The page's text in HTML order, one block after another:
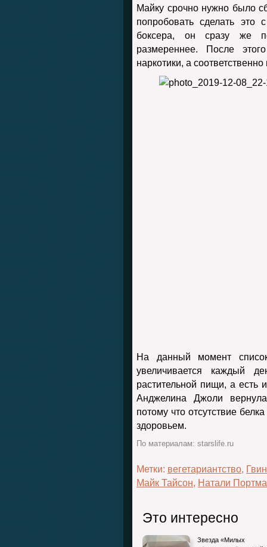
Майку срочно нужно было
попробовать сделать это
боксера, он сразу же
размереннее. После
наркотики, а
На данный момент список
увеличивается каждый
растительной пищи, а есть
Анджелина Джоли
потому что отсутствие
здоровьем.
По материалам: starslife.ru
Метки: вегетариантство,
Майк Тайсон, Натали
Это интересно
Звезда «Милых